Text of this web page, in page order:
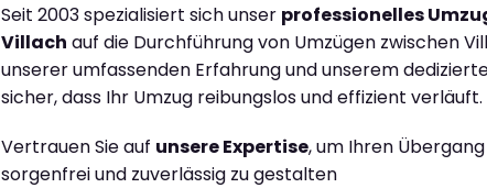
Seit 2003 spezialisiert sich unser professionelles
Villach auf die Durchführung von Umzügen zwischen
unserer umfassenden Erfahrung und unserem
sicher, dass Ihr Umzug reibungslos und effizient verläuft.
Vertrauen Sie auf unsere Expertise, um Ihren
sorgenfrei und zuverlässig zu gestalten